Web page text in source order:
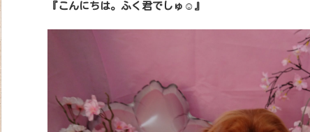
『こんにちは。ふく君でしゅ☺️』